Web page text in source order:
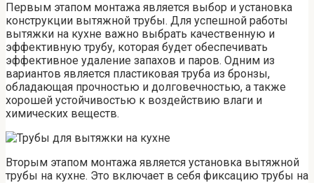
Первым этапом монтажа является выбор и установка
конструкции вытяжной трубы. Для успешной работы
вытяжки на кухне важно выбрать качественную и
эффективную трубу, которая будет обеспечивать
эффективное удаление запахов и паров. Одним из
вариантов является пластиковая труба из бронзы,
обладающая прочностью и долговечностью, а также
хорошей устойчивостью к воздействию влаги и
химических веществ.
Вторым этапом монтажа является установка вытяжной
трубы на кухне. Это включает в себя фиксацию трубы на